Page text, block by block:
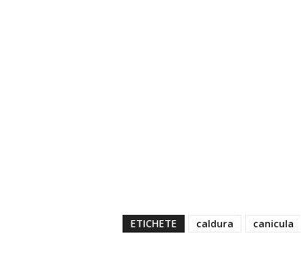
ETICHETE caldura canicula